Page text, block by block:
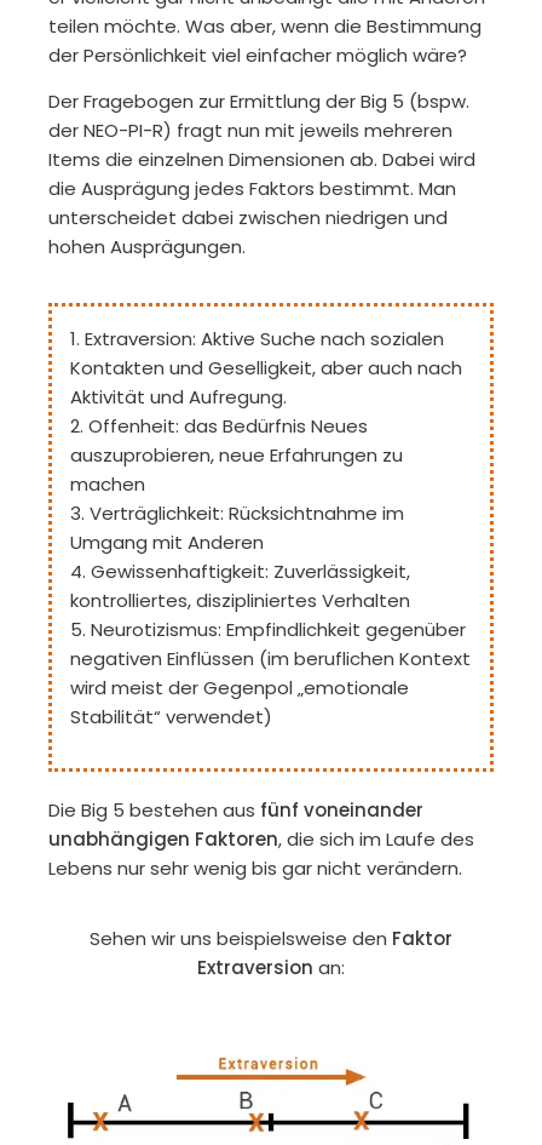
teilen möchte. Was aber, wenn die Bestimmung
der Persönlichkeit viel einfacher möglich wäre?
Der Fragebogen zur Ermittlung der Big 5 (bspw.
der NEO-PI-R) fragt nun mit jeweils mehreren
Items die einzelnen Dimensionen ab. Dabei wird
die Ausprägung jedes Faktors bestimmt. Man
unterscheidet dabei zwischen niedrigen und
hohen Ausprägungen.
1. Extraversion: Aktive Suche nach sozialen
Kontakten und Geselligkeit, aber auch nach
Aktivität und Aufregung.
2. Offenheit: das Bedürfnis Neues
auszuprobieren, neue Erfahrungen zu
machen
3. Verträglichkeit: Rücksichtnahme im
Umgang mit Anderen
4. Gewissenhaftigkeit: Zuverlässigkeit,
kontrolliertes, diszipliniertes Verhalten
5. Neurotizismus: Empfindlichkeit gegenüber
negativen Einflüssen (im beruflichen Kontext
wird meist der Gegenpol „emotionale
Stabilität“ verwendet)
Die Big 5 bestehen aus fünf voneinander
unabhängigen Faktoren, die sich im Laufe des
Lebens nur sehr wenig bis gar nicht verändern.
Sehen wir uns beispielsweise den Faktor
Extraversion an: